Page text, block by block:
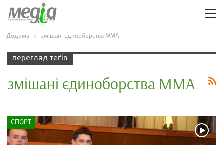
Додому змішані єдиноборства ММА
перегляд теґів
змішані єдиноборства ММА
СПОРТ